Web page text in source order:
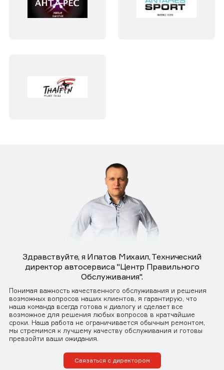
Здравствуйте, я Ипатов Михаил, Технический
директор автосервиса "Центр Правильного
Обслуживания".
Понимая важность качественного обслуживания и решения
возможных вопросов наших клиентов, я гарантирую, что
наша команда всегда готова к диалогу и сделает все
возможное для решения любых вопросов в кратчайшие
сроки. Наша работа не ограничивается обычным ремонтом,
мы стремимся к лучшему качеству обслуживания и готовы
превзойти ваши ожидания.
Связаться с директором